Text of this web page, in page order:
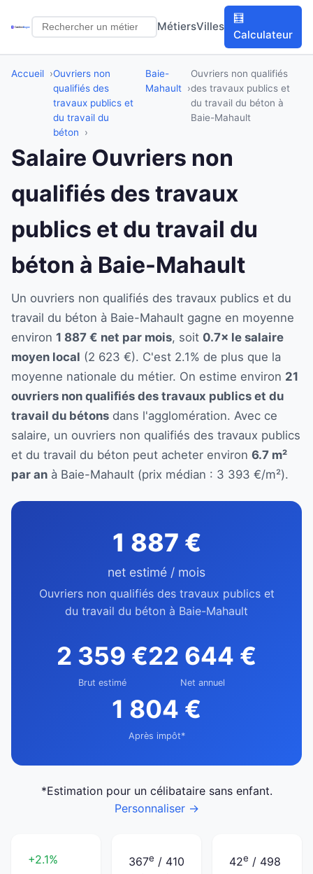
MétiersVilles
🧮
Calculateur
Accueil
Ouvriers non
qualifiés des
travaux publics et
du travail du
béton
Baie-
Mahault
Ouvriers non qualifiés
des travaux publics et
du travail du béton à
Baie-Mahault
Salaire Ouvriers non
qualifiés des travaux
publics et du travail du
béton à Baie-Mahault
Un ouvriers non qualifiés des travaux publics et du
travail du béton à Baie-Mahault gagne en moyenne
environ 1 887 € net par mois, soit 0.7× le salaire
moyen local (2 623 €). C'est 2.1% de plus que la
moyenne nationale du métier. On estime environ 21
ouvriers non qualifiés des travaux publics et du
travail du bétons dans l'agglomération. Avec ce
salaire, un ouvriers non qualifiés des travaux publics
et du travail du béton peut acheter environ 6.7 m²
par an à Baie-Mahault (prix médian : 3 393 €/m²).
1 887 €
net estimé / mois
Ouvriers non qualifiés des travaux publics et
du travail du béton à Baie-Mahault
2 359 €
Brut estimé
22 644 €
Net annuel
1 804 €
Après impôt*
*Estimation pour un célibataire sans enfant.
Personnaliser →
+2.1%
367e / 410
42e / 498